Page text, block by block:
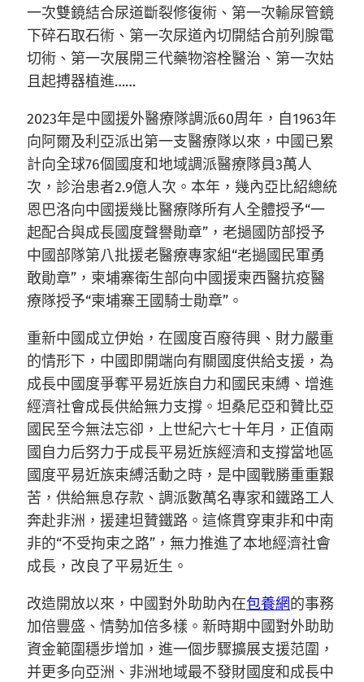
一次雙鏡結合尿道斷裂修復術、第一次輸尿管鏡
下碎石取石術、第一次尿道內切開結合前列腺電
切術、第一次展開三代藥物溶栓醫治、第一次姑
且起搏器植進……
2023年是中國援外醫療隊調派60周年，自1963年
向阿爾及利亞派出第一支醫療隊以來，中國已累
計向全球76個國度和地域調派醫療隊員3萬人
次，診治患者2.9億人次。本年，幾內亞比紹總統
恩巴洛向中國援幾比醫療隊所有人全體授予“一
起配合與成長國度聲譽勛章”，老撾國防部授予
中國部隊第八批援老醫療專家組“老撾國民軍勇
敢勛章”，柬埔寨衛生部向中國援柬西醫抗疫醫
療隊授予“柬埔寨王國騎士勛章”。
重新中國成立伊始，在國度百廢待興、財力嚴重
的情形下，中國即開端向有關國度供給支援，為
成長中國度爭奪平易近族自力和國民束縛、增進
經濟社會成長供給無力支撐。坦桑尼亞和贊比亞
國民至今無法忘卻，上世紀六七十年月，正值兩
國自力后努力于成長平易近族經濟和支撐當地區
國度平易近族束縛活動之時，是中國戰勝重重艱
苦，供給無息存款、調派數萬名專家和鐵路工人
奔赴非洲，援建坦贊鐵路。這條貫穿東非和中南
非的“不受拘束之路”，無力推進了本地經濟社會
成長，改良了平易近生。
改造開放以來，中國對外助助內在包養網的事務
加倍豐盛、情勢加倍多樣。新時期中國對外助助
資金範圍穩步增加，進一個步驟擴展支援范圍，
并更多向亞洲、非洲地域最不發財國度和成長中